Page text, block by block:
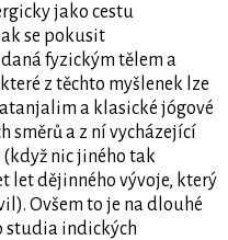
jako cestu
se pokusit
fyzickým tělem a
z těchto myšlenek lze
a klasické jógové
směrů a z ní vycházející
nic jiného tak
let dějinného vývoje, který
Ovšem to je na dlouhé
studia indických